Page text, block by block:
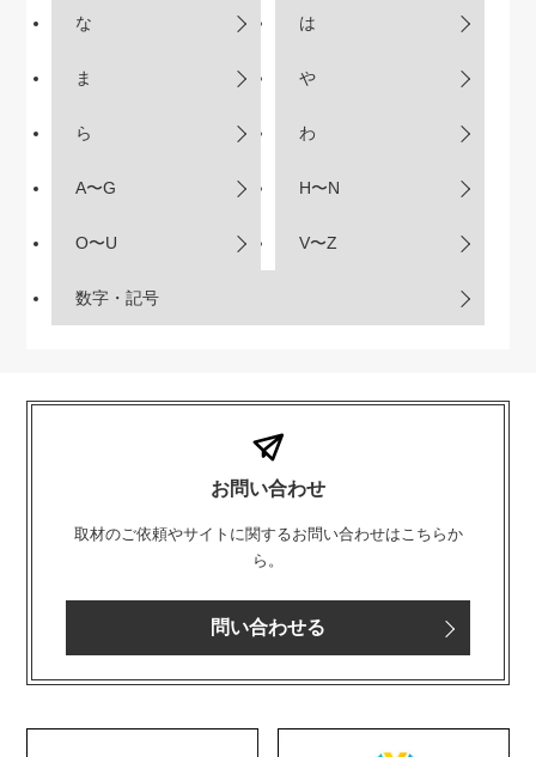
な は
ま や
ら わ
A〜G H〜N
O〜U V〜Z
数字・記号
お問い合わせ
取材のご依頼やサイトに関するお問い合わせはこちらか
ら。
問い合わせる